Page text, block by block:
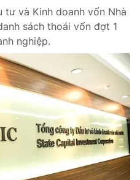
tư và Kinh doanh vốn Nhà
sách thoái vốn đợt 1
nghiệp.